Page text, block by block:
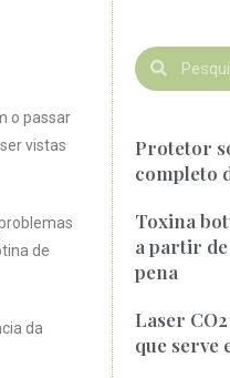
o passar
vistas
de
da
Protetor
completo
Toxina
a partir de
pena
Laser
que serve